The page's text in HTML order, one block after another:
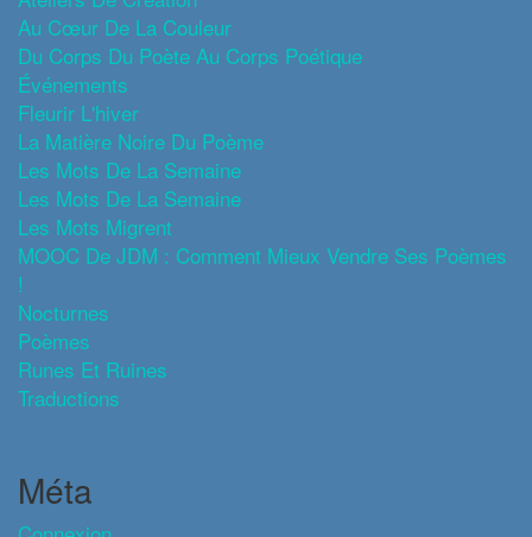
Au Cœur De La Couleur
Du Corps Du Poète Au Corps Poétique
Événements
Fleurir L'hiver
La Matière Noire Du Poème
Les Mots De La Semaine
Les Mots De La Semaine
Les Mots Migrent
MOOC De JDM : Comment Mieux Vendre Ses Poèmes
!
Nocturnes
Poèmes
Runes Et Ruines
Traductions
Méta